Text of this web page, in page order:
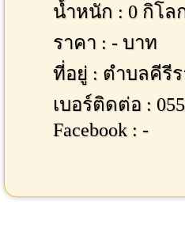
น้ำหนัก : 0 กิโล
ราคา : - บาท
ที่อยู่ : ตำบลคีรี
เบอร์ติดต่อ :
Facebook : -